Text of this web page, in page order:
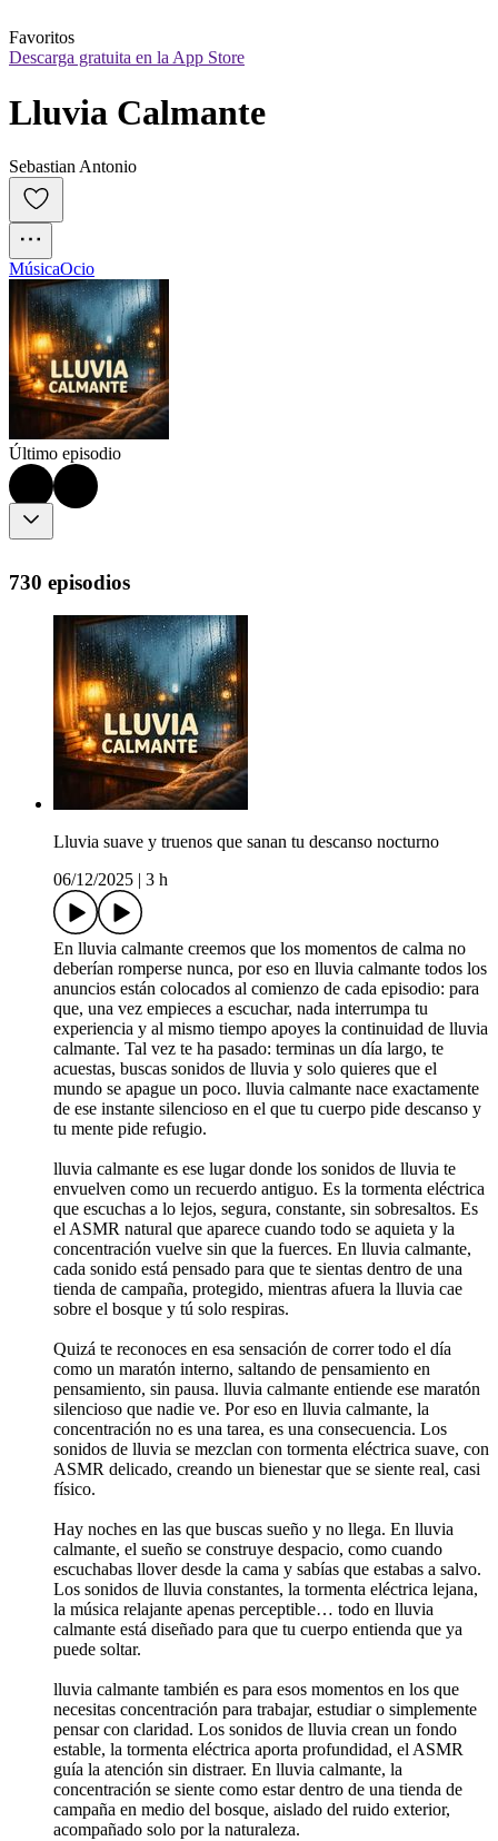
Favoritos
Descarga gratuita en la App Store
Lluvia Calmante
Sebastian Antonio
MúsicaOcio
Último episodio
730 episodios
Lluvia suave y truenos que sanan tu descanso nocturno
06/12/2025
3 h
En lluvia calmante creemos que los momentos de calma no
deberían romperse nunca, por eso en lluvia calmante todos los
anuncios están colocados al comienzo de cada episodio: para
que, una vez empieces a escuchar, nada interrumpa tu
experiencia y al mismo tiempo apoyes la continuidad de lluvia
calmante. Tal vez te ha pasado: terminas un día largo, te
acuestas, buscas sonidos de lluvia y solo quieres que el
mundo se apague un poco. lluvia calmante nace exactamente
de ese instante silencioso en el que tu cuerpo pide descanso y
tu mente pide refugio.
lluvia calmante es ese lugar donde los sonidos de lluvia te
envuelven como un recuerdo antiguo. Es la tormenta eléctrica
que escuchas a lo lejos, segura, constante, sin sobresaltos. Es
el ASMR natural que aparece cuando todo se aquieta y la
concentración vuelve sin que la fuerces. En lluvia calmante,
cada sonido está pensado para que te sientas dentro de una
tienda de campaña, protegido, mientras afuera la lluvia cae
sobre el bosque y tú solo respiras.
Quizá te reconoces en esa sensación de correr todo el día
como un maratón interno, saltando de pensamiento en
pensamiento, sin pausa. lluvia calmante entiende ese maratón
silencioso que nadie ve. Por eso en lluvia calmante, la
concentración no es una tarea, es una consecuencia. Los
sonidos de lluvia se mezclan con tormenta eléctrica suave, con
ASMR delicado, creando un bienestar que se siente real, casi
físico.
Hay noches en las que buscas sueño y no llega. En lluvia
calmante, el sueño se construye despacio, como cuando
escuchabas llover desde la cama y sabías que estabas a salvo.
Los sonidos de lluvia constantes, la tormenta eléctrica lejana,
la música relajante apenas perceptible… todo en lluvia
calmante está diseñado para que tu cuerpo entienda que ya
puede soltar.
lluvia calmante también es para esos momentos en los que
necesitas concentración para trabajar, estudiar o simplemente
pensar con claridad. Los sonidos de lluvia crean un fondo
estable, la tormenta eléctrica aporta profundidad, el ASMR
guía la atención sin distraer. En lluvia calmante, la
concentración se siente como estar dentro de una tienda de
campaña en medio del bosque, aislado del ruido exterior,
acompañado solo por la naturaleza.